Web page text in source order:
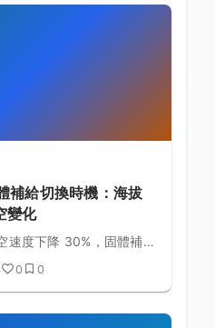
補給切換時機：海拔
變化
度下降 30%，固體補給
固體的切換時機，避免後
0 0